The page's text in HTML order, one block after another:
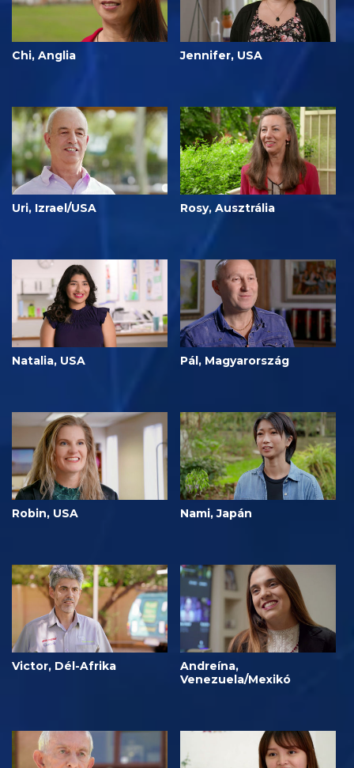
Chi, Anglia Jennifer, USA
Uri, Izrael/USA Rosy, Ausztrália
Natalia, USA Pál, Magyarország
Robin, USA Nami, Japán
Victor, Dél-Afrika
Andreína,
Venezuela/Mexikó